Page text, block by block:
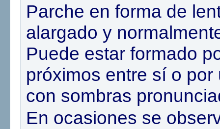
Parche en forma de
alargado y
Puede estar formado
próximos entre sí o
con sombras
En ocasiones se